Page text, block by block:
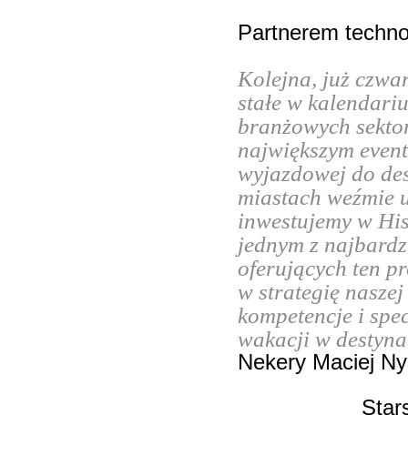
Partnerem
Kolejna, już
stałe w
branżowych
największym
wyjazdowej do
miastach weźmie
inwestujemy w
jednym z
oferujących ten
w strategię
kompetencje i
wakacji w
Nekery Maciej